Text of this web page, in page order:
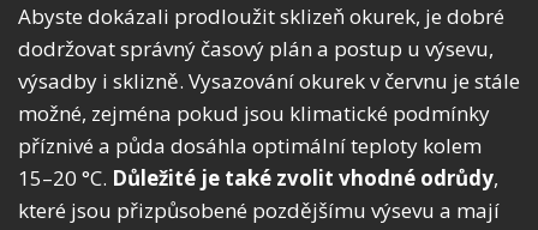
Abyste dokázali prodloužit sklizeň okurek, je dobré
dodržovat správný časový plán a postup u výsevu,
výsadby i sklizně. Vysazování okurek v červnu je stále
možné, zejména pokud jsou klimatické podmínky
příznivé a půda dosáhla optimální teploty kolem
15–20 °C. Důležité je také zvolit vhodné odrůdy,
které jsou přizpůsobené pozdějšímu výsevu a mají